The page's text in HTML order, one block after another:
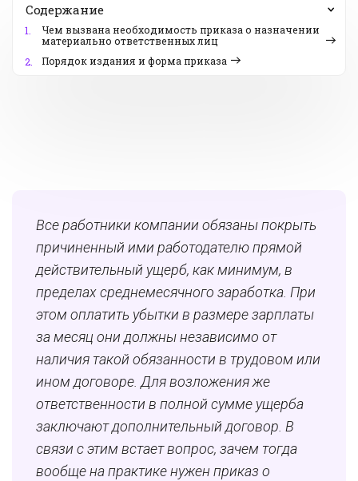
Содержание
1.
Чем вызвана необходимость приказа о назначении
материально ответственных лиц
2.
Порядок издания и форма приказа
Все работники компании обязаны покрыть
причиненный ими работодателю прямой
действительный ущерб, как минимум, в
пределах среднемесячного заработка. При
этом оплатить убытки в размере зарплаты
за месяц они должны независимо от
наличия такой обязанности в трудовом или
ином договоре. Для возложения же
ответственности в полной сумме ущерба
заключают дополнительный договор. В
связи с этим встает вопрос, зачем тогда
вообщена практике нужен приказ о